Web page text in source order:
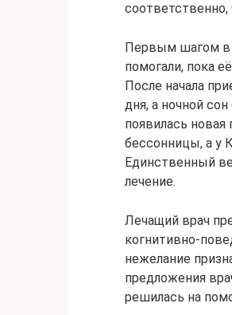
Первым шагом в
помогали, пока
После начала
дня, а ночной
появилась новая
бессонницы, а у
Единственный
лечение.
Лечащий врач
когнитивно-
нежелание
предложения
решилась на